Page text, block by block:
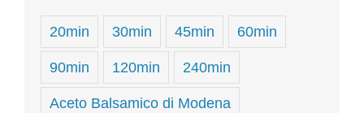
20min 30min 45min 60min
90min 120min 240min
Aceto Balsamico di Modena